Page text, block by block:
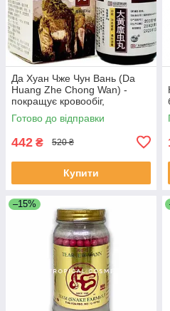
Да Хуан Чже Чун Вань (Da
Huang Zhe Chong Wan) -
покращує кровообіг,
протизапальне
Готово до відправки
442 ₴ 520 ₴
Купити
–15%